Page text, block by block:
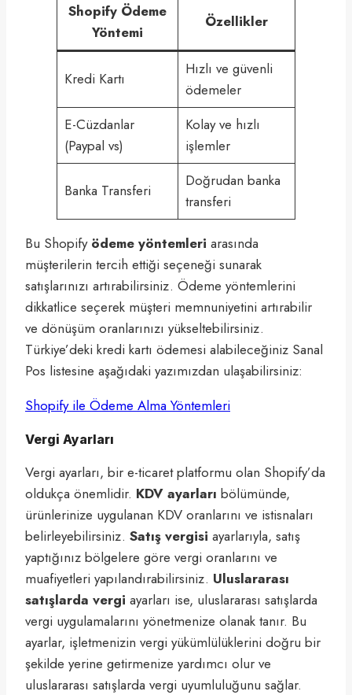
Shopify Ödeme
Yöntemi
Özellikler
Kredi Kartı
Hızlı ve güvenli
ödemeler
E-Cüzdanlar
(Paypal vs)
Kolay ve hızlı
işlemler
Banka Transferi
Doğrudan banka
transferi
Bu Shopify ödeme yöntemleri arasında
müşterilerin tercih ettiği seçeneği sunarak
satışlarınızı artırabilirsiniz. Ödeme yöntemlerini
dikkatlice seçerek müşteri memnuniyetini artırabilir
ve dönüşüm oranlarınızı yükseltebilirsiniz.
Türkiye’deki kredi kartı ödemesi alabileceğiniz Sanal
Pos listesine aşağıdaki yazımızdan ulaşabilirsiniz:
Shopify ile Ödeme Alma Yöntemleri
Vergi Ayarları
Vergi ayarları, bir e-ticaret platformu olan Shopify’da
oldukça önemlidir. KDV ayarları bölümünde,
ürünlerinize uygulanan KDV oranlarını ve istisnaları
belirleyebilirsiniz. Satış vergisi ayarlarıyla, satış
yaptığınız bölgelere göre vergi oranlarını ve
muafiyetleri yapılandırabilirsiniz. Uluslararası
satışlarda vergi ayarları ise, uluslararası satışlarda
vergi uygulamalarını yönetmenize olanak tanır. Bu
ayarlar, işletmenizin vergi yükümlülüklerini doğru bir
şekilde yerine getirmenize yardımcı olur ve
uluslararası satışlarda vergi uyumluluğunu sağlar.